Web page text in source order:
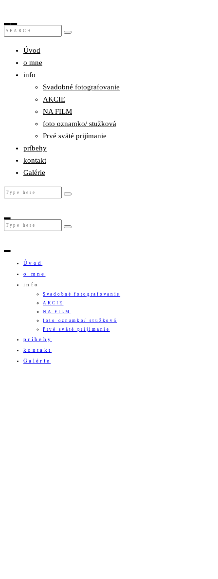
Úvod
o mne
info
Svadobné fotografovanie
AKCIE
NA FILM
foto oznamko/ stužková
Prvé sväté prijímanie
príbehy
kontakt
Galérie
Úvod
o mne
info
Svadobné fotografovanie
AKCIE
NA FILM
foto oznamko/ stužková
Prvé sväté prijímanie
príbehy
kontakt
Galérie